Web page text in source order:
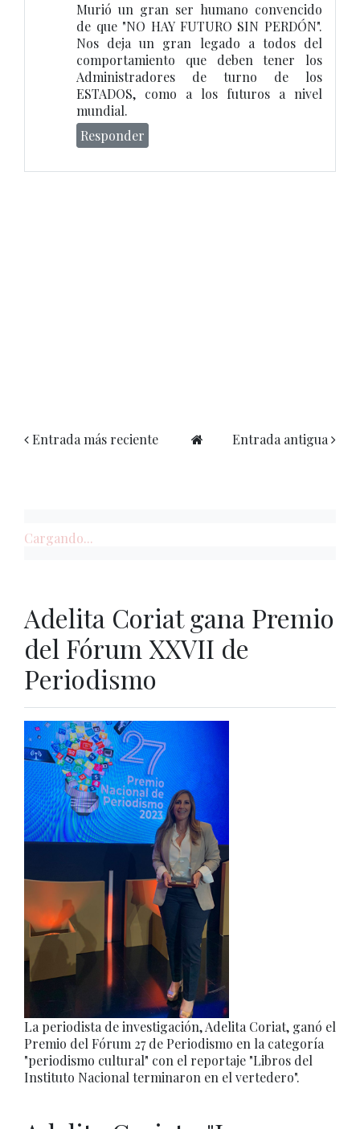
Murió un gran ser humano convencido
de que "NO HAY FUTURO SIN PERDÓN".
Nos deja un gran legado a todos del
comportamiento que deben tener los
Administradores de turno de los
ESTADOS, como a los futuros a nivel
mundial.
Responder
Entrada más reciente Entrada antigua
Cargando...
Adelita Coriat gana Premio
del Fórum XXVII de
Periodismo
La periodista de investigación, Adelita Coriat, ganó el
Premio del Fórum 27 de Periodismo en la categoría
"periodismo cultural" con el reportaje "Libros del
Instituto Nacional terminaron en el vertedero".